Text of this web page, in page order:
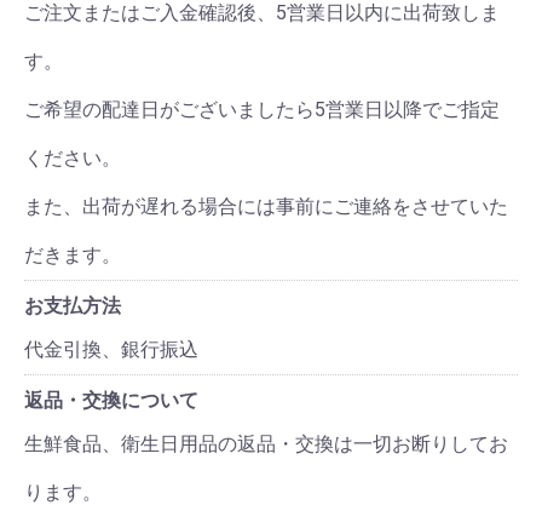
ご注文またはご入金確認後、5営業日以内に出荷致しま
す。
ご希望の配達日がございましたら5営業日以降でご指定
ください。
また、出荷が遅れる場合には事前にご連絡をさせていた
だきます。
お支払方法
代金引換、銀行振込
返品・交換について
生鮮食品、衛生日用品の返品・交換は一切お断りしてお
ります。